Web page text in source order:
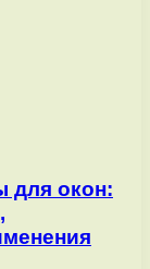
для окон: